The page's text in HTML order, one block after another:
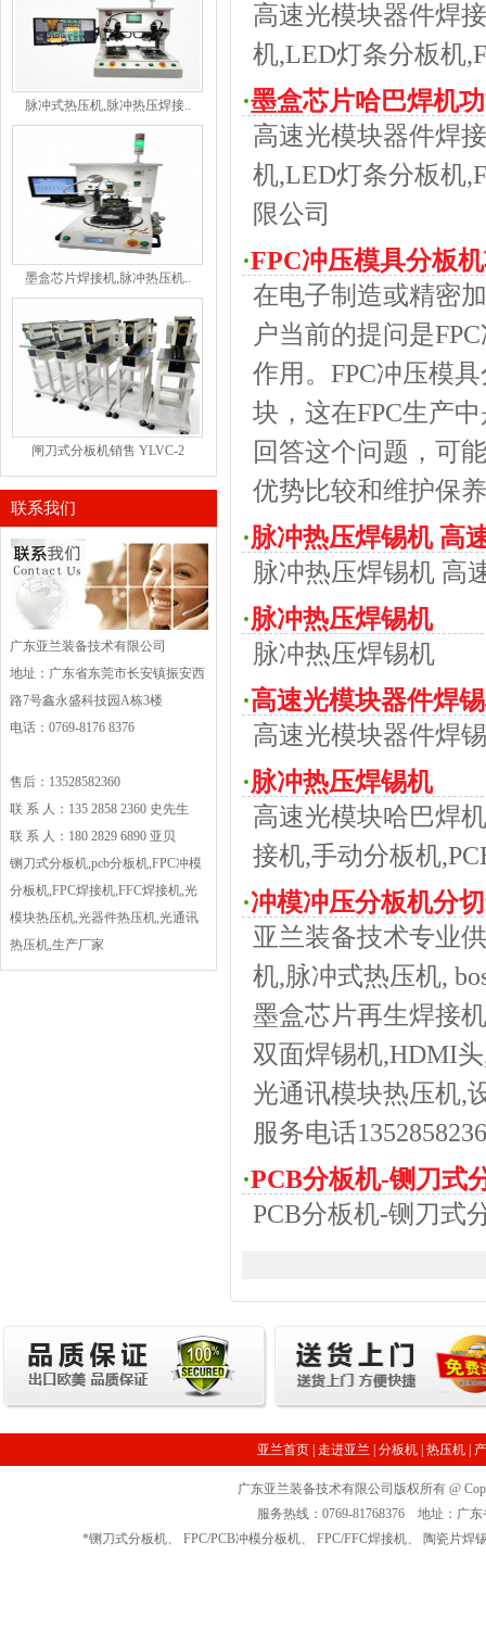
脉冲式热压机,脉冲热压焊接..
墨盒芯片焊接机,脉冲热压机..
闸刀式分板机销售 YLVC-2
联系我们
广东亚兰装备技术有限公司
地址：广东省东莞市长安镇振安西
路7号鑫永盛科技园A栋3楼
电话：0769-8176 8376
售后：13528582360
联 系 人：135 2858 2360 史先生
联 系 人：180 2829 6890 亚贝
铡刀式分板机,pcb分板机,FPC冲模
分板机,FPC焊接机,FFC焊接机,光
模块热压机,光器件热压机,光通讯
热压机,生产厂家
用广泛，以下是关
高速光模块器件焊
机,LED灯条分板机
·墨盒芯片哈巴焊机
高速光模块器件焊
机,LED灯条分板机
限公司
·FPC冲压模具分板
在电子制造或精密
户当前的提问是
作用。FPC冲压模
块，这在FPC生产
回答这个问题，可
优势比较和维护保
·脉冲热压焊锡机 高
脉冲热压焊锡机 高
·脉冲热压焊锡机
脉冲热压焊锡机
·高速光模块器件焊
高速光模块器件焊
·脉冲热压焊锡机
高速光模块哈巴焊
接机,手动分板机
·冲模冲压分板机分
亚兰装备技术专业
机,脉冲式热压机,
墨盒芯片再生焊接
双面焊锡机,HDMI头
光通讯模块热压机,
服务电话
·PCB分板机-铡刀式
PCB分板机-铡刀式
亚兰首页 走进亚兰 分板机 热压机
广东亚兰装备技术有限公司版权所有 @
服务热线：0769-81768376 地址：广
*铡刀式分板机、 FPC/PCB冲模分板机、 FPC/FFC焊接机、 陶瓷片焊